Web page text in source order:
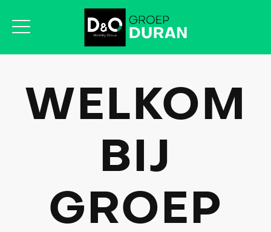
WELKOM
BIJ
GROEP